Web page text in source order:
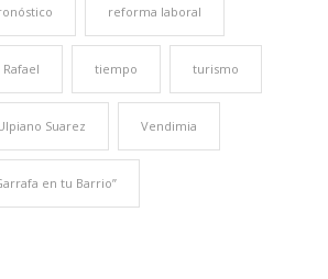
reforma laboral
Rafael tiempo turismo
Suarez Vendimia
en tu Barrio”